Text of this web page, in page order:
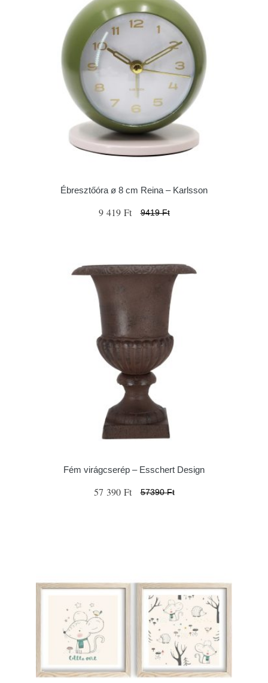
Ébresztőóra ø 8 cm Reina – Karlsson
9 419 Ft 9419 Ft
Fém virágcserép – Esschert Design
57 390 Ft 57390 Ft